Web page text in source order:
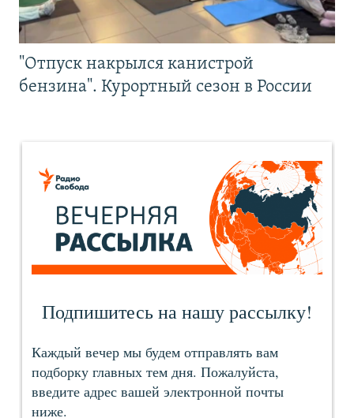
"Отпуск накрылся канистрой
бензина". Курортный сезон в России